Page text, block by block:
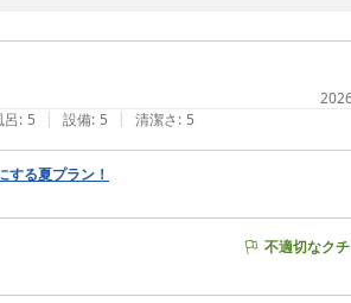
: 5 | 設備: 5 | 清潔さ: 5
する夏プラン！
不適切なク